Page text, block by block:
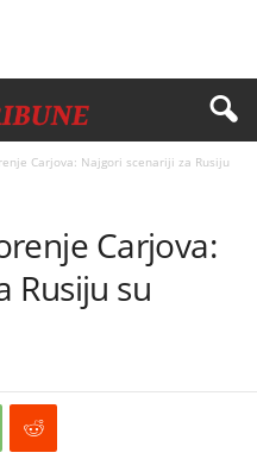
Carjova: Najgori scenariji za Rusiju
Carjova:
Rusiju su